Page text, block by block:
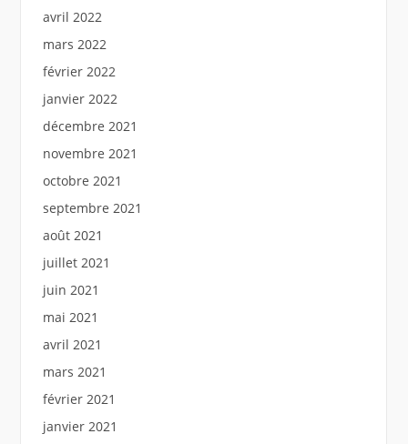
avril 2022
mars 2022
février 2022
janvier 2022
décembre 2021
novembre 2021
octobre 2021
septembre 2021
août 2021
juillet 2021
juin 2021
mai 2021
avril 2021
mars 2021
février 2021
janvier 2021